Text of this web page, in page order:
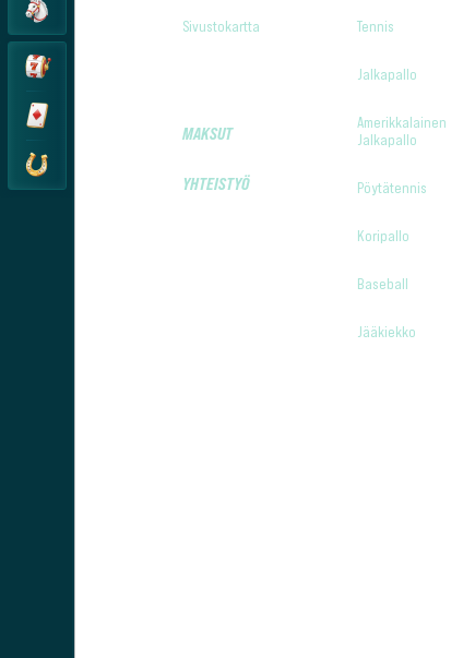
Sivustokartta Tennis
Jalkapallo
Amerikkalainen
Jalkapallo
Pöytätennis
Koripallo
Baseball
Jääkiekko
MAKSUT
YHTEISTYÖ